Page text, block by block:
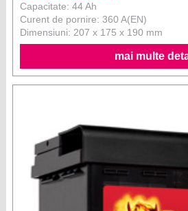
Capacitate: 44 Ah
Curent de pornire: 360 A(EN)
Dimensiuni: 207 x 175 x 190 mm
mai multe